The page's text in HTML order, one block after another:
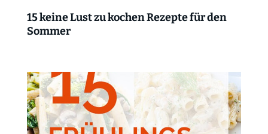
15 keine Lust zu kochen Rezepte für den
Sommer